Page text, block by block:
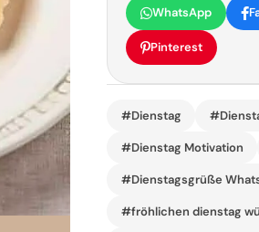
WhatsApp
Pinterest
#Dienstag
#Dienstag Motivation
#Dienstagsgrüße
#fröhlichen dienstag